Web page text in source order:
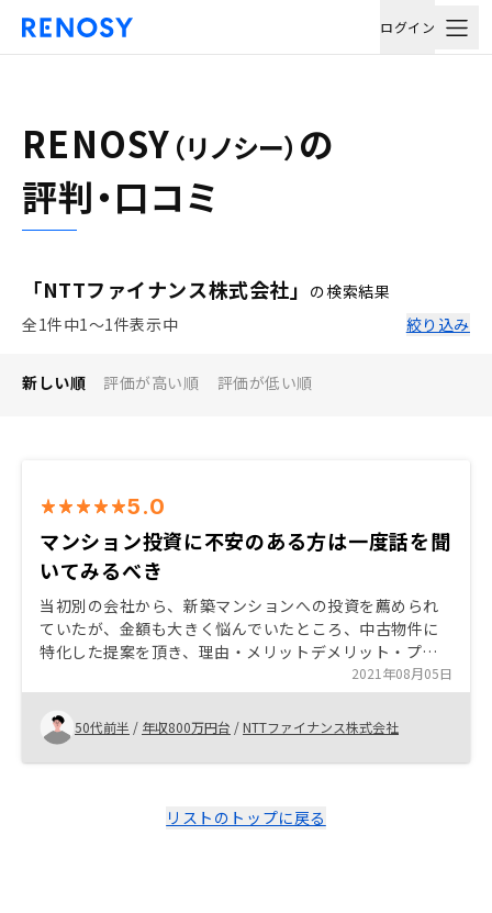
ログイン
RENOSY （リノシー） の
評判・口コミ
「NTTファイナンス株式会社」 の検索結果
全1件中1〜1件表示中
絞り込み
新しい順 評価が高い順 評価が低い順
5.0
マンション投資に不安のある方は一度話を聞
いてみるべき
当初別の会社から、新築マンションへの投資を薦められ
ていたが、金額も大きく悩んでいたところ、中古物件に
特化した提案を頂き、理由・メリットデメリット・プラ
ン説明等非常に説得力かつスピード感があるコンサルを
テンポ良く受け、納得したため。マンション投資に不安
のある方は一度話を聞いてみると良いと思う。 広告宣伝
で認知度アップをすると良いと思う。
2021年08月05日
50代前半 / 年収800万円台 /NTTファイナンス株式会社
リストのトップに戻る